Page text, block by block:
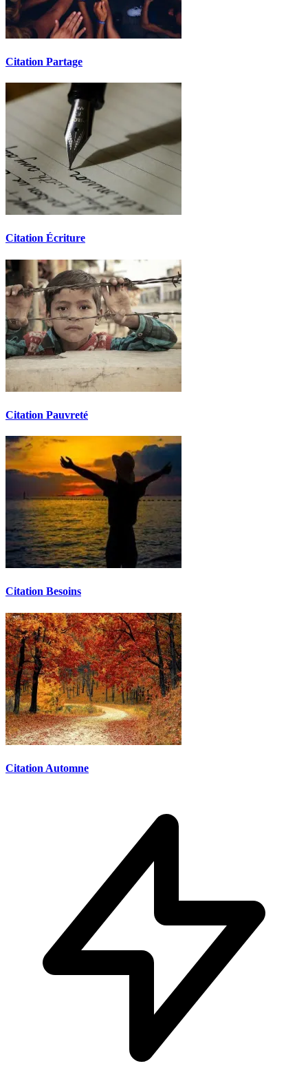
Citation Partage
Citation Écriture
Citation Pauvreté
Citation Besoins
Citation Automne